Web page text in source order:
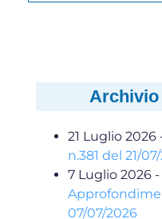
Archivio
21 Luglio 2026
n.381 del 21/
7 Luglio 2026 -
07/07/2026